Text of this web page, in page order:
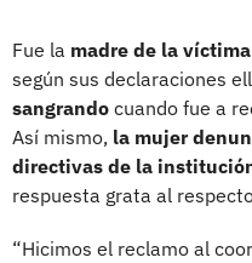
Fue la madre de la víctima
según sus declaraciones
sangrando cuando fue a
Así mismo, la mujer
directivas de la
respuesta grata al
“Hicimos el reclamo al